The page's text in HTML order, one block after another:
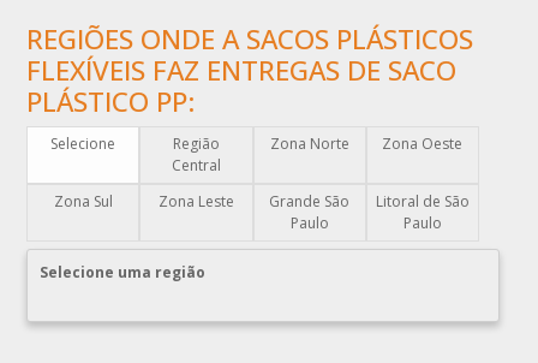
COMPRAR SACO PLÁSTICO ZIP LOCK
COMPRAR SACOLAS PLÁSTICAS
COMPRAR SACOLAS PLÁSTICAS DIRETO DA FABRICA
COMPRAR SACOLAS PLÁSTICAS PERSONALIZADAS
COMPRAR SACOS PLÁSTICOS
DISTRIBUIDOR DE EMBALAGENS PLÁSTICAS
DISTRIBUIDORA EMBALAGENS PLÁSTICAS
REGIÕES ONDE A SACOS PLÁSTICOS
FLEXÍVEIS FAZ ENTREGAS DE SACO
PLÁSTICO PP:
Selecione
Região
Central
Zona Norte Zona Oeste
Zona Sul Zona Leste
Grande São
Paulo
Litoral de São
Paulo
Selecione uma região